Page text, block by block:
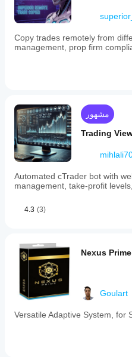
Copy trades remotely from
management, prop firm
مشهور
Trading
Automated cTrader bot with
management, take-profit
4.3 (3)
Nexus
Goulart
Versatile Adaptive System, for